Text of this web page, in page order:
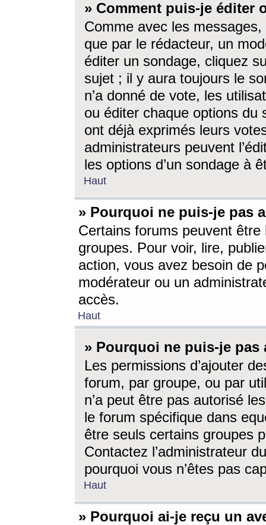
» Comment puis-je éditer
Comme avec les
que par le rédacteur, un
éditer un sondage, cliquez
sujet ; il y aura toujours le
n’a donné de vote, les
ou éditer chaque options du
ont déjà exprimés leurs
administrateurs peuvent
les options d’un sondage à
Haut
» Pourquoi ne puis-je pas
Certains forums peuvent être
groupes. Pour voir, lire,
action, vous avez besoin de
modérateur ou un
accès.
Haut
» Pourquoi ne puis-je
Les permissions d’ajouter
forum, par groupe, ou par
n’a peut être pas autorisé
le forum spécifique dans
être seuls certains groupes
Contactez l’administrateur
pourquoi vous n’êtes pas
Haut
» Pourquoi ai-je reçu un